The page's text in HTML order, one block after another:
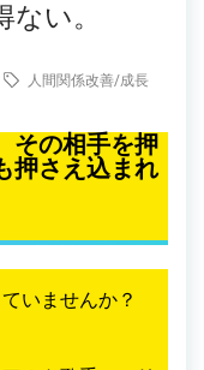
い。
人間関係改善/成長
その相手を押
押さえ込まれ
いませんか？